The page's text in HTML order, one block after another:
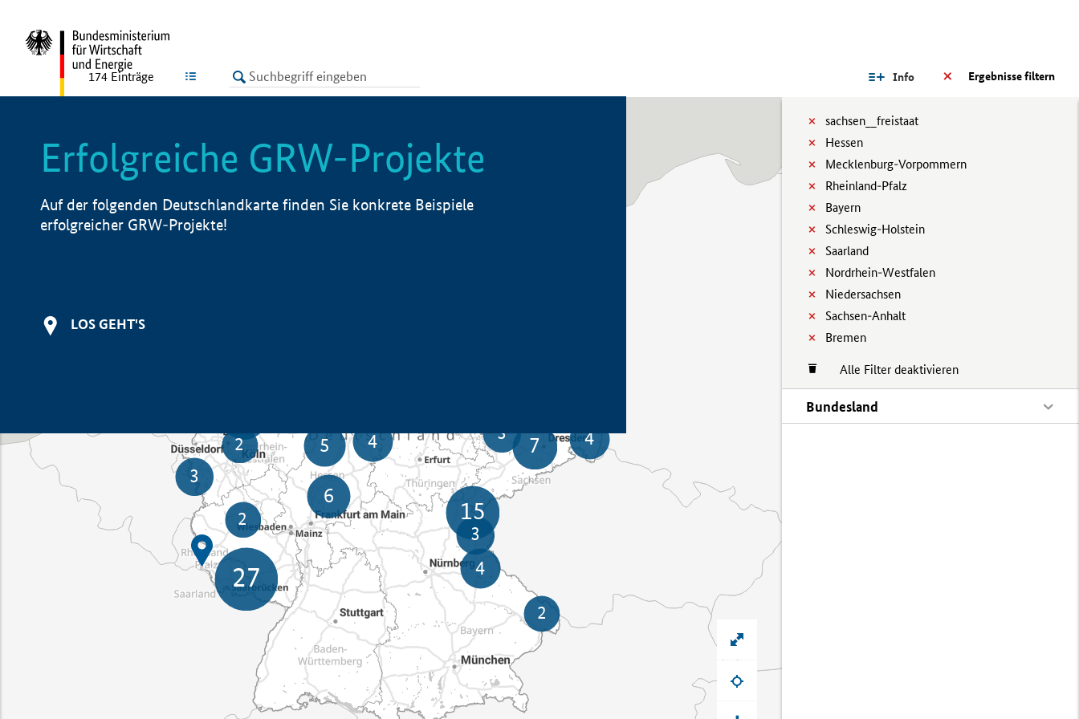
LISTE Ergebnisse filtern
Info
sachsen__freistaat
Hessen
Mecklenburg-Vorpommern
Rheinland-Pfalz
Bayern
Schleswig-Holstein
Saarland
Nordrhein-Westfalen
Niedersachsen
Sachsen-Anhalt
Bremen
Alle Filter deaktivieren
Bundesland
174 Einträge
Erfolgreiche GRW-Projekte
Auf der folgenden Deutschlandkarte finden Sie konkrete Beispiele
erfolgreicher GRW-Projekte!
LOS GEHT'S